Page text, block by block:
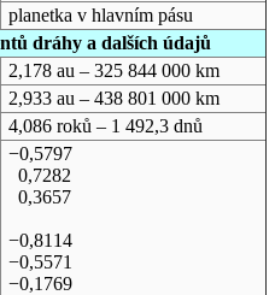
planetka v hlavním pásu
dráhy a dalších údajů
2,178 au – 325 844 000 km
2,933 au – 438 801 000 km
4,086 roků – 1 492,3 dnů
−0,5797
0,7282
0,3657
−0,8114
−0,5571
−0,1769